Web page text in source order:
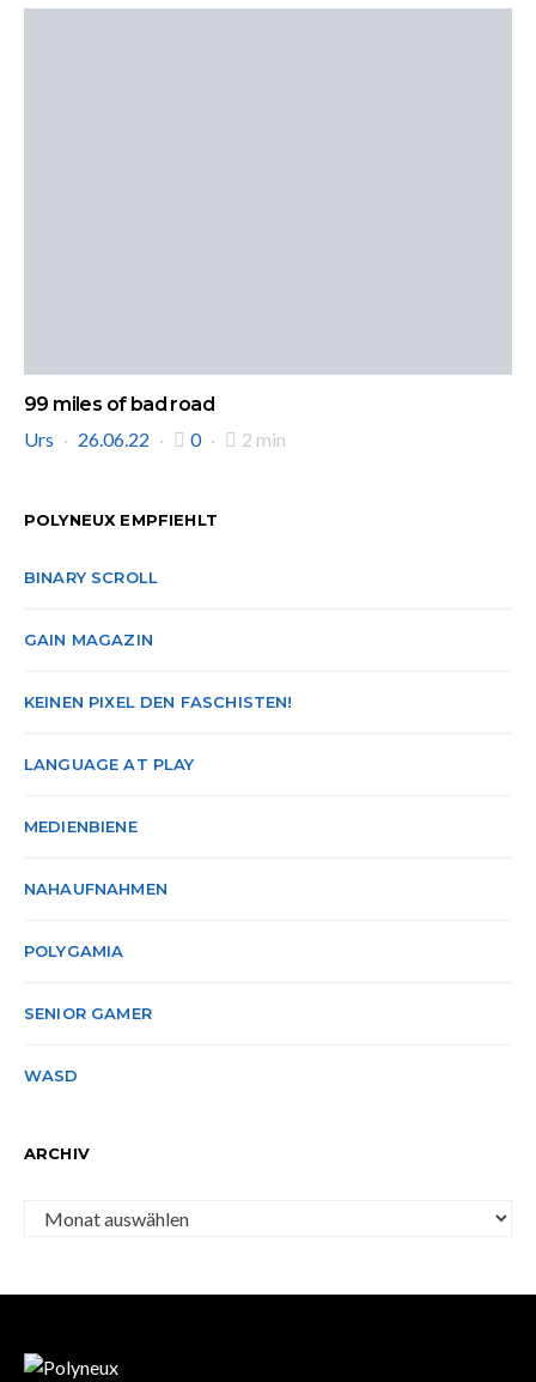
99 miles of bad road
Urs
26.06.22 0 2 min
POLYNEUX EMPFIEHLT
BINARY SCROLL
GAIN MAGAZIN
KEINEN PIXEL DEN FASCHISTEN!
LANGUAGE AT PLAY
MEDIENBIENE
NAHAUFNAHMEN
POLYGAMIA
SENIOR GAMER
WASD
ARCHIV
Archiv